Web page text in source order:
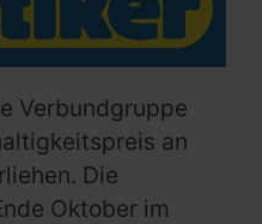
Verbundgruppe
an
Die
Oktober im